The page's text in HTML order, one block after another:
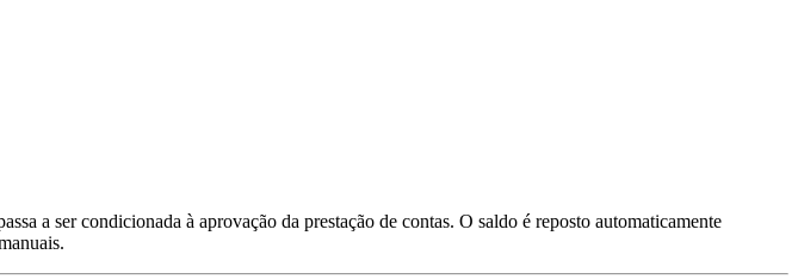
a ser condicionada à aprovação da prestação de contas. O saldo é reposto automaticamente